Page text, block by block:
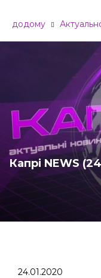
додому
Капрі NEWS
24.01.2020